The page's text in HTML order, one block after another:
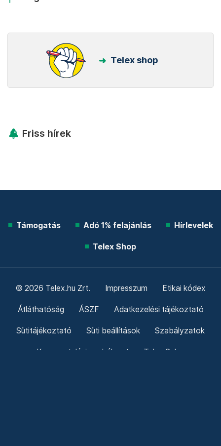
Kövess minket Facebookon is!
Legfontosabb
Friss hírek